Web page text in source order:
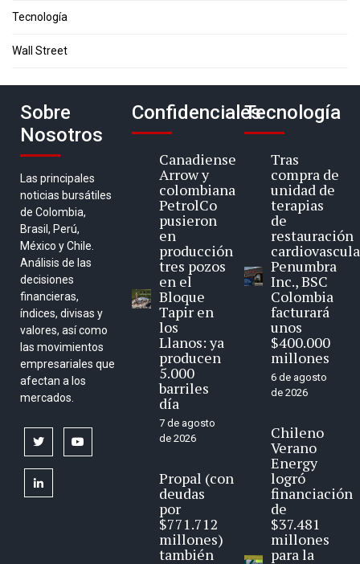
Tecnología
Wall Street
Sobre
Nosotros
Las principales
noticias bursátiles
de Colombia,
Brasil, Perú,
México y Chile.
Análisis de las
decisiones
financieras,
índices, divisas y
valores, así como
las movimientos
empresariales que
afectan a los
mercados.
twitter
linkedin
Confidenciales
Canadiense
Arrow y
colombiana
PetrolCo
pusieron
en
producción
tres pozos
en el
Bloque
Tapir en
los
Llanos: ya
producen
5.000
barriles
día
7 de agosto
de 2026
Propal (con
deudas
por
$771.712
millones)
también
Tecnología
Tras
compra de
unidad de
terapias
de
restauración
Penumbra
Inc., BSC
Colombia
facturará
unos
$400.000
millones
6 de agosto
de 2026
Chileno
Verano
Energy
logró
financiación
de
$37.481
millones
para la